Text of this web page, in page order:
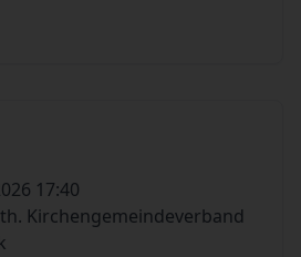
17:40
Kirchengemeindeverband